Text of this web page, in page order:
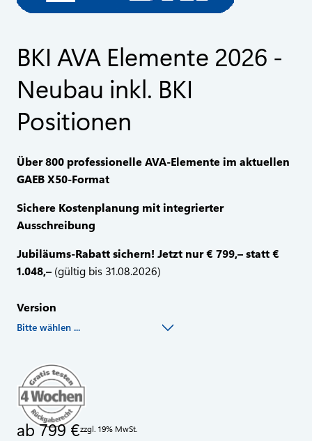
BKI AVA Elemente 2026 -
Neubau inkl. BKI
Positionen
Über 800 professionelle AVA-Elemente im aktuellen
GAEB X50-Format
Sichere Kostenplanung mit integrierter
Ausschreibung
Jubiläums-Rabatt sichern! Jetzt nur € 799,– statt €
1.048,– (gültig bis 31.08.2026)
Version
Bitte wählen ...
ab 799 €zzgl. 19% MwSt.